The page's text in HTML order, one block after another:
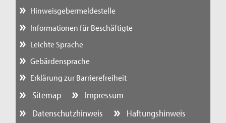
Hinweisgebermeldestelle
Informationen für Beschäftigte
Leichte Sprache
Gebärdensprache
Erklärung zur Barrierefreiheit
Sitemap
Impressum
Datenschutzhinweis
Haftungshinweis